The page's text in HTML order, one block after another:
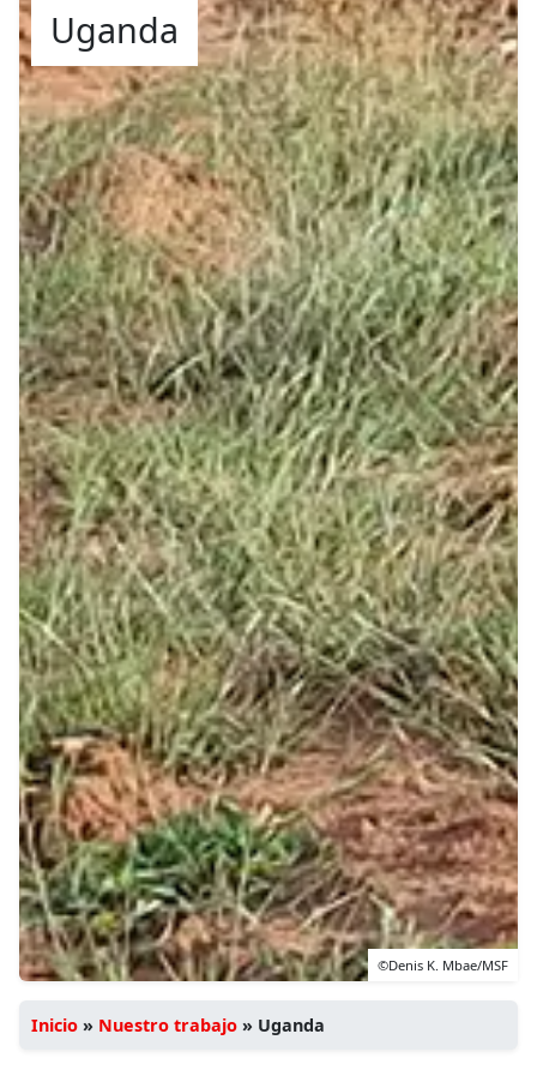
Uganda
©Denis K. Mbae/MSF
Inicio » Nuestro trabajo » Uganda